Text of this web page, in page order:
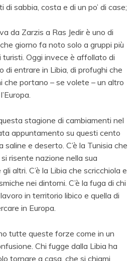
sabbia, costa e di un po’ di case;
da Zarzis a Ras Jedir è uno di
giorno fa noto solo a gruppi più
Oggi invece è affollato di
di entrare in Libia, di profughi che
che portano – se volete – un altro
stagione di cambiamenti nel
appuntamento su questi cento
e deserto. C’è la Tunisia che
risente nazione nella sua
altri. C’è la Libia che scricchiola e
nei dintorni. C’è la fuga di chi
in territorio libico e quella di
in Europa.
tutte queste forze come in un
Chi fugge dalla Libia ha
tornare a casa, che si chiami